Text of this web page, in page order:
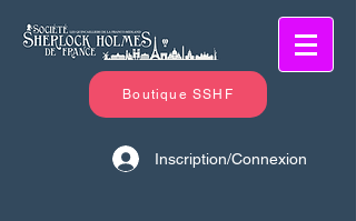
Boutique SSHF
Inscription/Connexion